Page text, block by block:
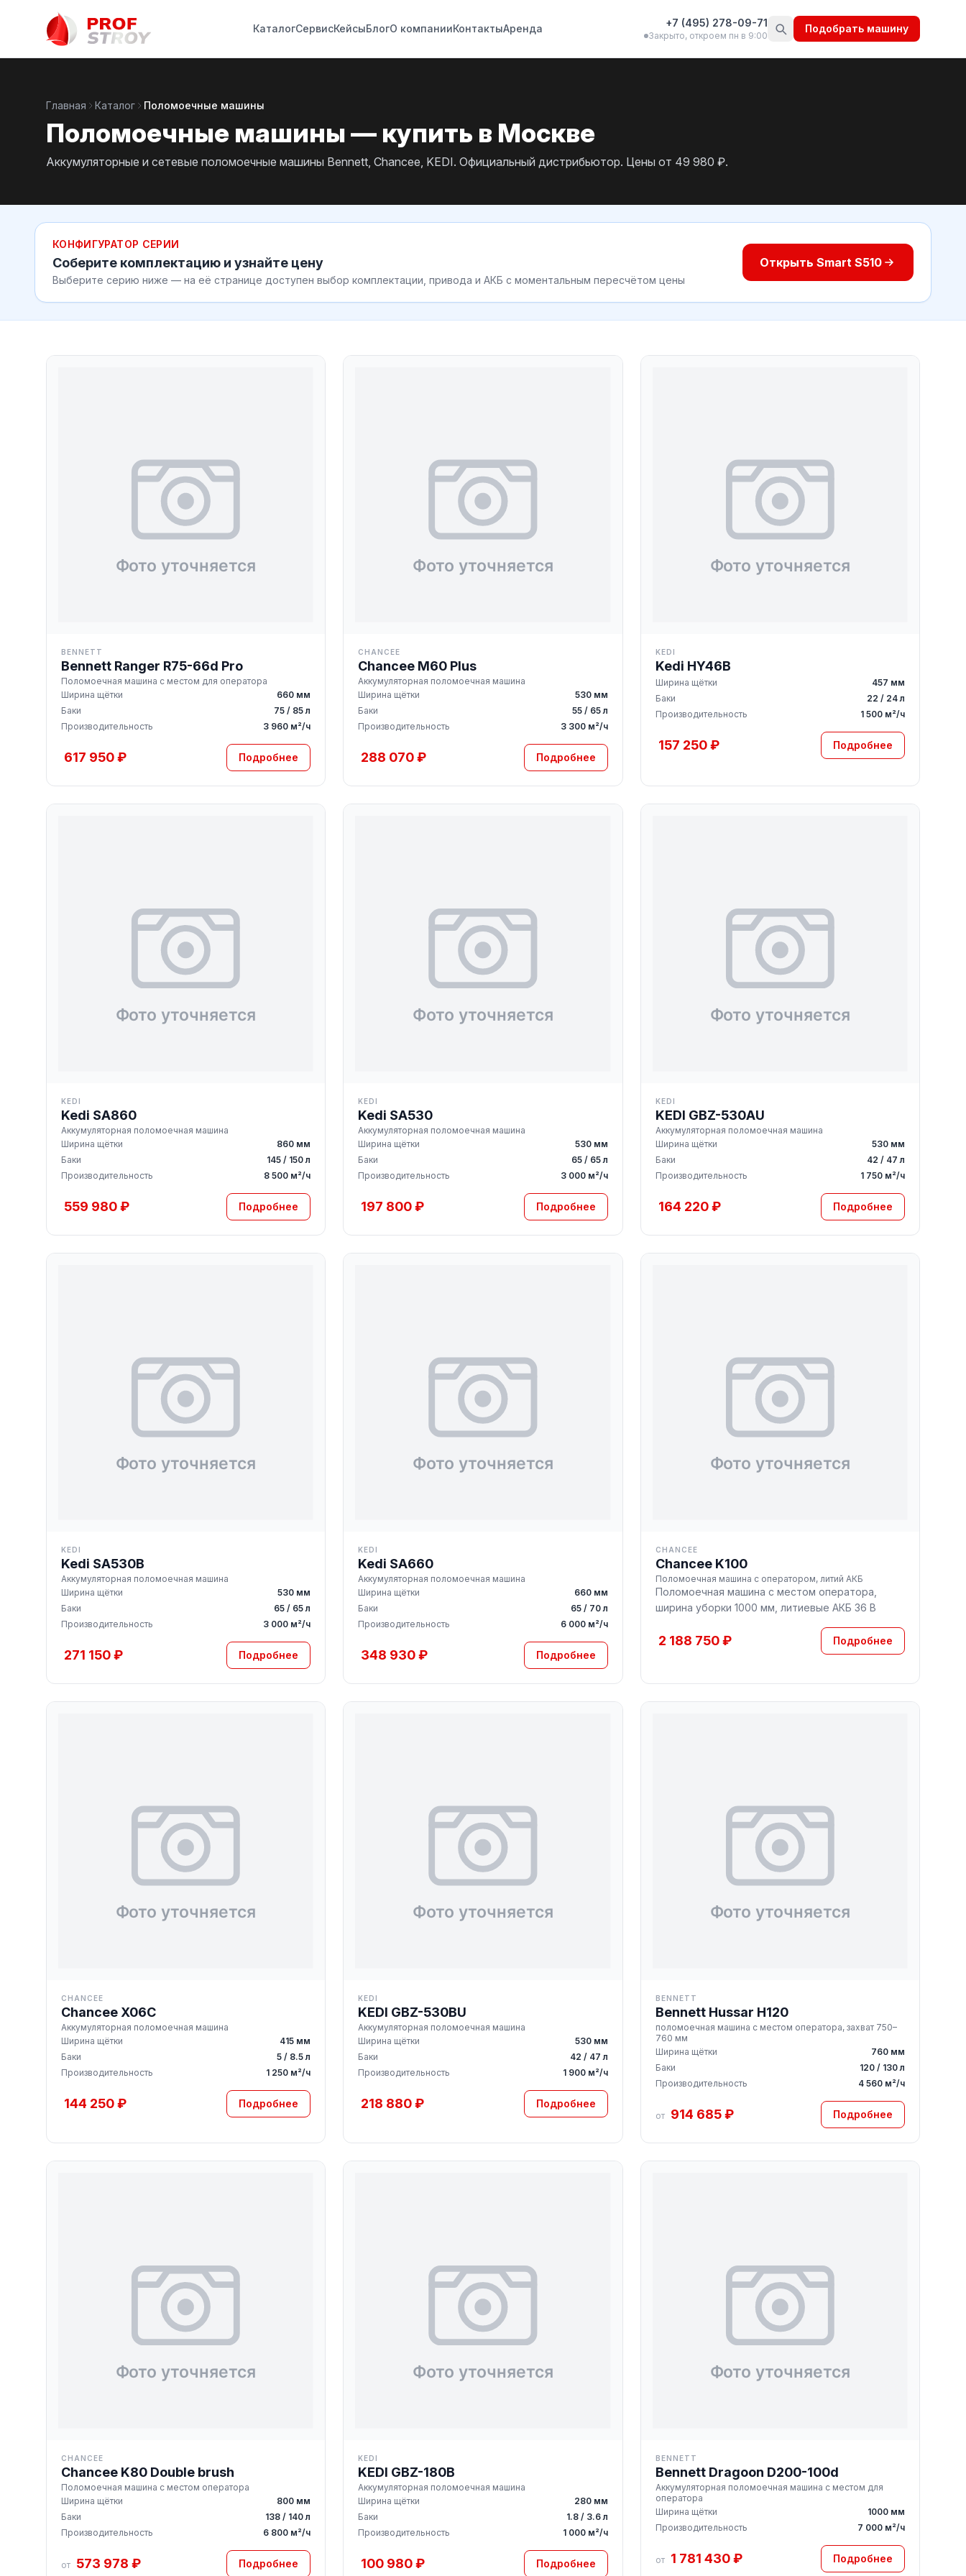
КаталогСервисКейсыБлогО компанииКонтактыАренда +7 (495) 278-09-71
Закрыто, откроем пн в 9:00
Подобрать машину
Главная Каталог Поломоечные машины
Поломоечные машины — купить в Москве
Аккумуляторные и сетевые поломоечные машины Bennett, Chancee, KEDI. Официальный дистрибьютор. Цены от 49 980 ₽.
КОНФИГУРАТОР СЕРИИ
Соберите комплектацию и узнайте цену
Выберите серию ниже — на её странице доступен выбор комплектации, привода и АКБ с моментальным пересчётом цены
Открыть Smart S510
BENNETT
Bennett Ranger R75-66d Pro
Поломоечная машина с местом для оператора
Ширина щётки
660 мм
Баки
75 / 85 л
Производительность
3 960 м²/ч
617 950 ₽ Подробнее
CHANCEE
Chancee M60 Plus
Аккумуляторная поломоечная машина
Ширина щётки
530 мм
Баки
55 / 65 л
Производительность
3 300 м²/ч
288 070 ₽ Подробнее
KEDI
Kedi HY46B
Ширина щётки
457 мм
Баки
22 / 24 л
Производительность
1 500 м²/ч
157 250 ₽ Подробнее
KEDI
Kedi SA860
Аккумуляторная поломоечная машина
Ширина щётки
860 мм
Баки
145 / 150 л
Производительность
8 500 м²/ч
559 980 ₽ Подробнее
KEDI
Kedi SA530
Аккумуляторная поломоечная машина
Ширина щётки
530 мм
Баки
65 / 65 л
Производительность
3 000 м²/ч
197 800 ₽ Подробнее
KEDI
KEDI GBZ-530AU
Аккумуляторная поломоечная машина
Ширина щётки
530 мм
Баки
42 / 47 л
Производительность
1 750 м²/ч
164 220 ₽ Подробнее
KEDI
Kedi SA530B
Аккумуляторная поломоечная машина
Ширина щётки
530 мм
Баки
65 / 65 л
Производительность
3 000 м²/ч
271 150 ₽ Подробнее
KEDI
Kedi SA660
Аккумуляторная поломоечная машина
Ширина щётки
660 мм
Баки
65 / 70 л
Производительность
6 000 м²/ч
348 930 ₽ Подробнее
CHANCEE
Chancee K100
Поломоечная машина с оператором, литий АКБ
Поломоечная машина с местом оператора,
ширина уборки 1000 мм, литиевые АКБ 36 В
2 188 750 ₽ Подробнее
CHANCEE
Chancee X06C
Аккумуляторная поломоечная машина
Ширина щётки
415 мм
Баки
5 / 8.5 л
Производительность
1 250 м²/ч
144 250 ₽ Подробнее
KEDI
KEDI GBZ-530BU
Аккумуляторная поломоечная машина
Ширина щётки
530 мм
Баки
42 / 47 л
Производительность
1 900 м²/ч
218 880 ₽ Подробнее
BENNETT
Bennett Hussar H120
поломоечная машина с местом оператора, захват 750–
760 мм
Ширина щётки
760 мм
Баки
120 / 130 л
Производительность
4 560 м²/ч
от 914 685 ₽ Подробнее
CHANCEE
Chancee K80 Double brush
Поломоечная машина с местом оператора
Ширина щётки
800 мм
Баки
138 / 140 л
Производительность
6 800 м²/ч
от 573 978 ₽ Подробнее
KEDI
KEDI GBZ-180B
Аккумуляторная поломоечная машина
Ширина щётки
280 мм
Баки
1.8 / 3.6 л
Производительность
1 000 м²/ч
100 980 ₽ Подробнее
BENNETT
Bennett Dragoon D200-100d
Аккумуляторная поломоечная машина с местом для
оператора
Ширина щётки
1000 мм
Производительность
7 000 м²/ч
от 1 781 430 ₽ Подробнее